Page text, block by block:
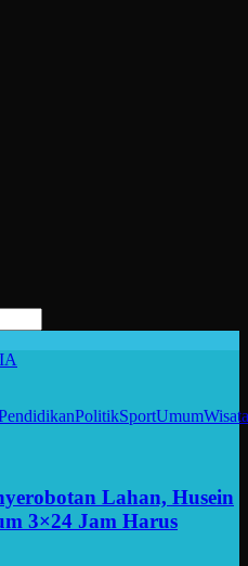
PolitikSportUmumWisata
Lahan, Husein
3×24 Jam Harus